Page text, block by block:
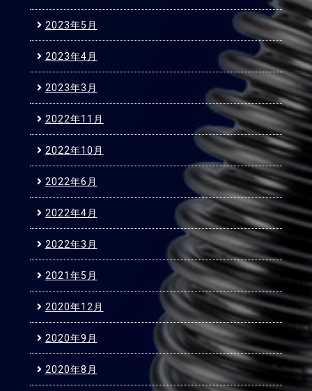
2023年5月
2023年4月
2023年3月
2022年11月
2022年10月
2022年6月
2022年4月
2022年3月
2021年5月
2020年12月
2020年9月
2020年8月